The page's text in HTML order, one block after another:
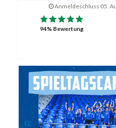
Anmeldeschluss 05.
94% Bewertung